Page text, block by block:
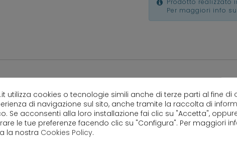
Per maggiori info
Ancora nessuna recensione da parte degli utenti.
utilizza cookies o tecnologie simili anche di terze parti al fine di
di navigazione sul sito, anche tramite la raccolta di
Se acconsenti alla loro installazione fai clic su "Accetta",
le tue preferenze facendo clic su "Configura". Per maggiori
la nostra Cookies Policy.